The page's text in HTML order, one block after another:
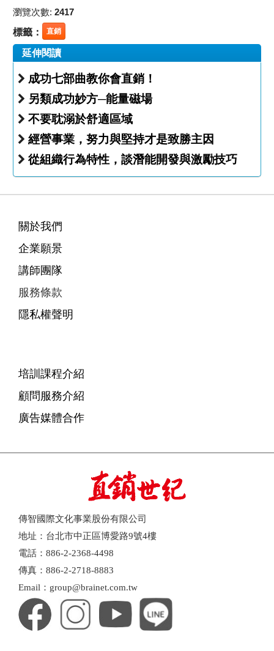
瀏覽次數: 2417
標籤： 直銷
延伸閱讀
成功七部曲教你會直銷！
另類成功妙方─能量磁場
不要耽溺於舒適區域
經營事業，努力與堅持才是致勝主因
從組織行為特性，談潛能開發與激勵技巧
關於我們
企業願景
講師團隊
服務條款
隱私權聲明
培訓課程介紹
顧問服務介紹
廣告媒體合作
傳智國際文化事業股份有限公司
地址：台北市中正區博愛路9號4樓
電話：886-2-2368-4498
傳真：886-2-2718-8883
Email：group@brainet.com.tw